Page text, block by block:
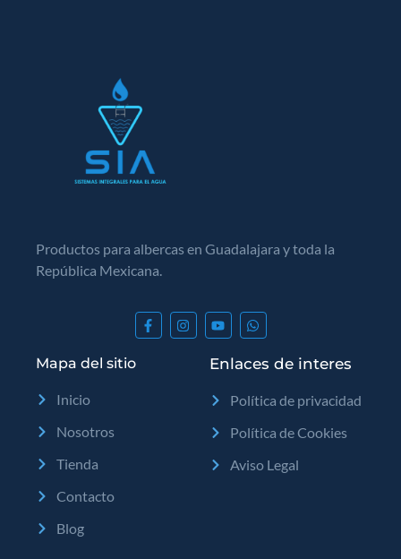
Productos para albercas en Guadalajara y toda la
República Mexicana.
Mapa del sitio
Inicio
Nosotros
Tienda
Contacto
Blog
Enlaces de interes
Política de privacidad
Política de Cookies
Aviso Legal